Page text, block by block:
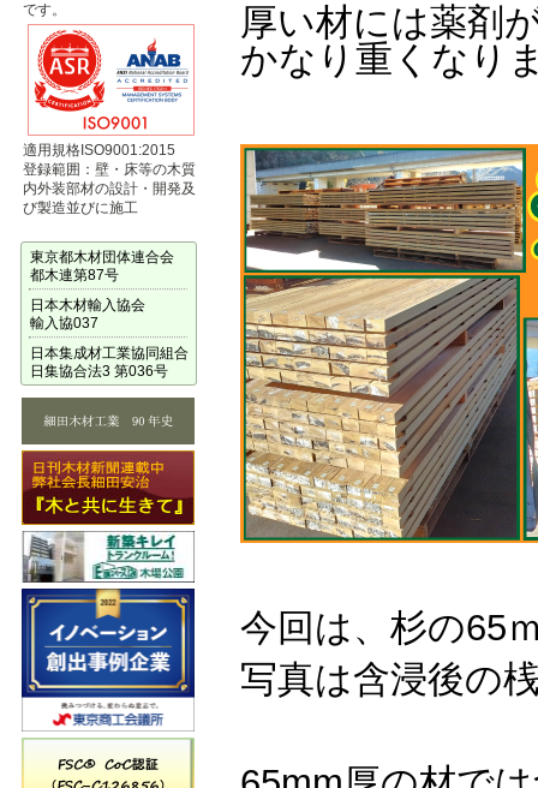
です。
適用規格ISO9001:2015
登録範囲：壁・床等の木質
内外装部材の設計・開発及
び製造並びに施工
東京都木材団体連合会
都木連第87号
日本木材輸入協会
輸入協037
日本集成材工業協同組合
日集協合法3 第036号
厚い材には薬剤
かなり重くなり
今回は、杉の65
写真は含浸後の